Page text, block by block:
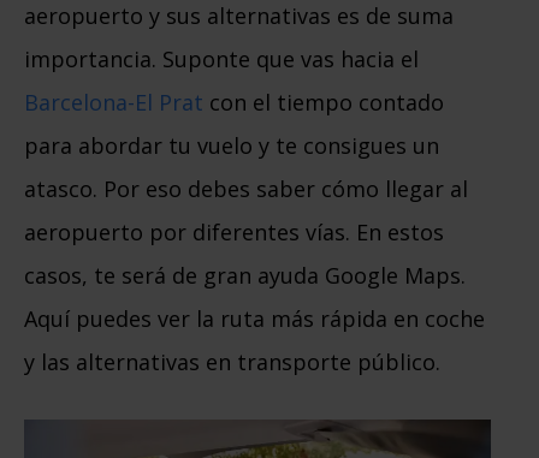
aeropuerto y sus alternativas es de suma
importancia. Suponte que vas hacia el
Barcelona-El Prat con el tiempo contado
para abordar tu vuelo y te consigues un
atasco. Por eso debes saber cómo llegar al
aeropuerto por diferentes vías. En estos
casos, te será de gran ayuda Google Maps.
Aquí puedes ver la ruta más rápida en coche
y las alternativas en transporte público.